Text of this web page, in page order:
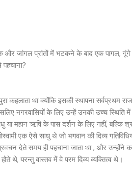
जांगल प्रांतों में भटकने के बाद एक पागल, गूंगे
कहलाता था क्योंकि इसकी स्थापना सर्वप्रथम
नगरवासियों के लिए उन्हें उनकी उच्च
या महान ऋषि के पास दर्शन के लिए नहीं,
एक ऐसे साधु थे जो भगवान की दिव्य
देते समय ही पहचाना जाता था , और उन्होंने
थे, परन्तु वास्तव में वे परम दिव्य व्यक्तित्व थे।